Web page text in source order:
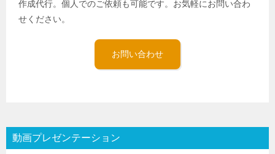
作成代行。個人でのご依頼も可能です。お気軽にお問い合わ
せください。
お問い合わせ
動画プレゼンテーション